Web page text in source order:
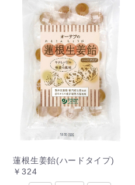
蓮根生姜飴(ハードタイプ)
￥324